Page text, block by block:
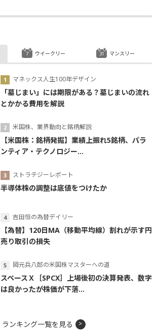
マネックス人生100年デザイン
「墓じまい」には期限がある？墓じまいの流れ
とかかる費用を解説
米国株、業界動向と銘柄解説
【米国株：銘柄発掘】業績上振れ5銘柄、パラ
ンティア・テクノロジー...
ストラテジーレポート
半導体株の調整は底値をつけたか
吉田恒の為替デイリー
【為替】120日MA（移動平均線）割れが示す円
売り取引の損失
岡元兵八郎の米国株マスターへの道
スペースＸ［SPCX］上場後初の決算発表、数字
は良かったが株価が下落...
ウイークリー マンスリー
ランキング一覧を見る